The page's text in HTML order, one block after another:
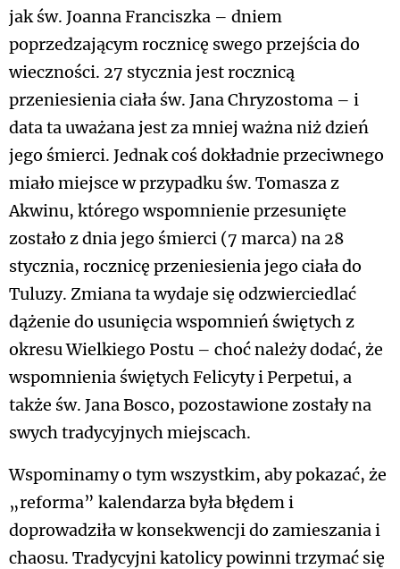
jak św. Joanna Franciszka – dniem
poprzedzającym rocznicę swego przejścia do
wieczności. 27 stycznia jest rocznicą
przeniesienia ciała św. Jana Chryzostoma – i
data ta uważana jest za mniej ważna niż dzień
jego śmierci. Jednak coś dokładnie przeciwnego
miało miejsce w przypadku św. Tomasza z
Akwinu, którego wspomnienie przesunięte
zostało z dnia jego śmierci (7 marca) na 28
stycznia, rocznicę przeniesienia jego ciała do
Tuluzy. Zmiana ta wydaje się odzwierciedlać
dążenie do usunięcia wspomnień świętych z
okresu Wielkiego Postu – choć należy dodać, że
wspomnienia świętych Felicyty i Perpetui, a
także św. Jana Bosco, pozostawione zostały na
swych tradycyjnych miejscach.
Wspominamy o tym wszystkim, aby pokazać, że
„reforma” kalendarza była błędem i
doprowadziła w konsekwencji do zamieszania i
chaosu. Tradycyjni katolicy powinni trzymać się